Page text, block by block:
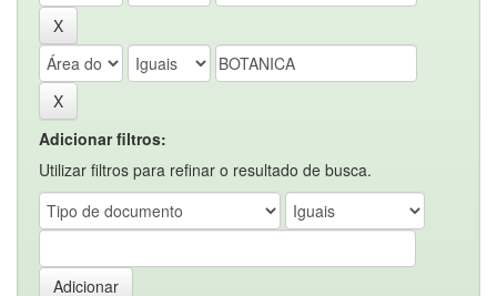
Adicionar filtros:
Utilizar filtros para refinar o resultado de busca.